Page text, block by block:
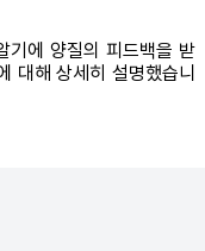
기에 양질의 피드백을 받
대해 상세히 설명했습니